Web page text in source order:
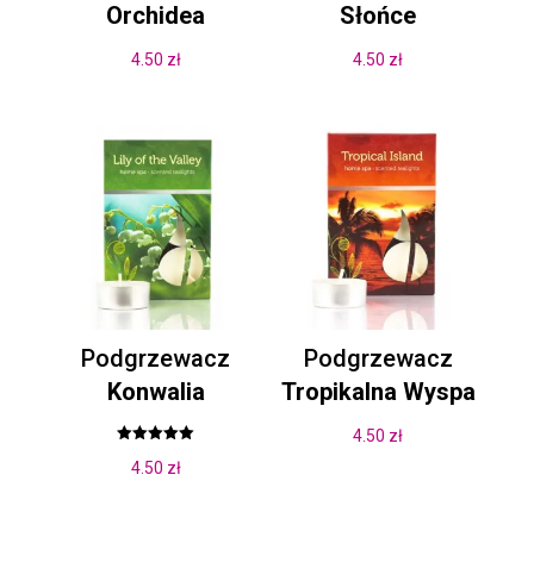
Orchidea
4.50 zł
Słońce
4.50 zł
Podgrzewacz
Konwalia
5.00
4.50 zł
Podgrzewacz
Tropikalna Wyspa
4.50 zł